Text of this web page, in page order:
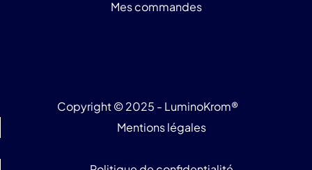
Mes commandes
Copyright © 2025 - LuminoKrom®
Mentions légales